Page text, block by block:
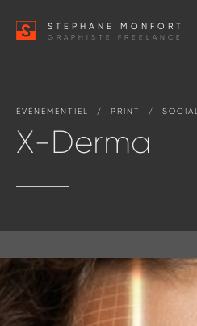
STEPHANE MONFORT
GRAPHISTE FREELANCE
ÉVÉNEMENTIEL / PRINT / SOCIAL
X-Derma